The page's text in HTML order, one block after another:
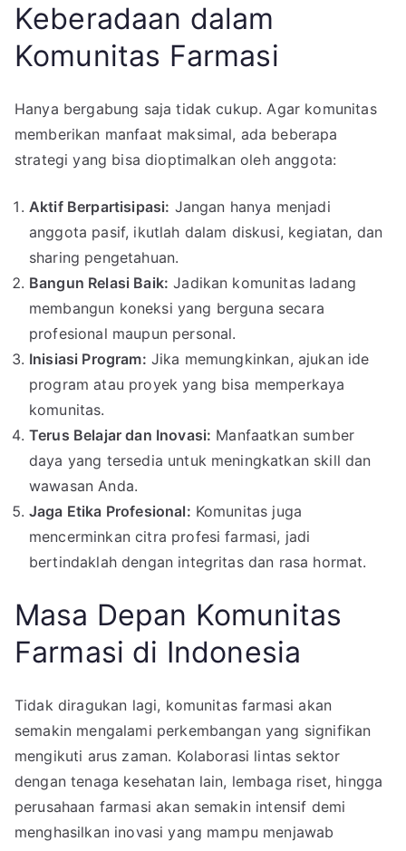
Keberadaan dalam
Komunitas Farmasi
Hanya bergabung saja tidak cukup. Agar komunitas
memberikan manfaat maksimal, ada beberapa
strategi yang bisa dioptimalkan oleh anggota:
Aktif Berpartisipasi: Jangan hanya menjadi
anggota pasif, ikutlah dalam diskusi, kegiatan, dan
sharing pengetahuan.
Bangun Relasi Baik: Jadikan komunitas ladang
membangun koneksi yang berguna secara
profesional maupun personal.
Inisiasi Program: Jika memungkinkan, ajukan ide
program atau proyek yang bisa memperkaya
komunitas.
Terus Belajar dan Inovasi: Manfaatkan sumber
daya yang tersedia untuk meningkatkan skill dan
wawasan Anda.
Jaga Etika Profesional: Komunitas juga
mencerminkan citra profesi farmasi, jadi
bertindaklah dengan integritas dan rasa hormat.
Masa Depan Komunitas
Farmasi di Indonesia
Tidak diragukan lagi, komunitas farmasi akan
semakin mengalami perkembangan yang signifikan
mengikuti arus zaman. Kolaborasi lintas sektor
dengan tenaga kesehatan lain, lembaga riset, hingga
perusahaan farmasi akan semakin intensif demi
menghasilkan inovasi yang mampu menjawab